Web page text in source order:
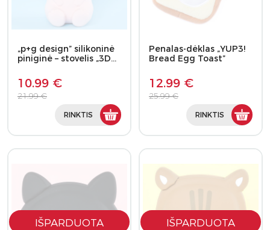
„p+g design” silikoninė
piniginė – stovelis „3D…
10.99 €
21.99 €
RINKTIS
Penalas-dėklas „YUP3!
Bread Egg Toast”
12.99 €
25.99 €
RINKTIS
IŠPARDUOTA IŠPARDUOTA